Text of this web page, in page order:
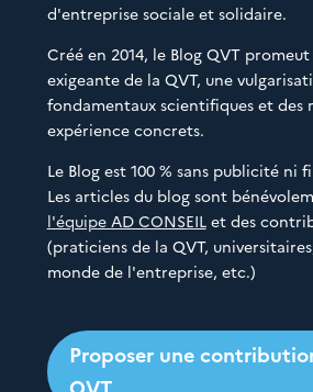
d'entreprise sociale et solidaire.
Créé en 2014, le Blog QVT
exigeante de la QVT, une
fondamentaux scientifiques et des
expérience concrets.
Le Blog est 100 % sans publicité ni
Les articles du blog sont
l'équipe AD CONSEILet des
(praticiens de la QVT,
monde de l'entreprise, etc.)
Proposer une